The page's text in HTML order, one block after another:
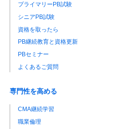
プライマリーPB試験
シニアPB試験
資格を取ったら
PB継続教育と資格更新
PBセミナー
よくあるご質問
専門性を高める
CMA継続学習
職業倫理